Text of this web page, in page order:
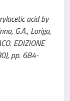
acid by
G.A., Loriga,
EDIZIONE
pp. 684-